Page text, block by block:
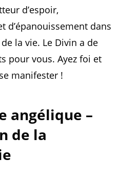
d’espoir,
d’épanouissement dans
la vie. Le Divin a de
pour vous. Ayez foi et
manifester !
angélique –
de la